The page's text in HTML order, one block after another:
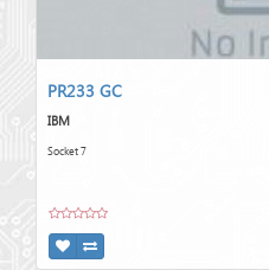
PR233 GC
IBM
Socket 7